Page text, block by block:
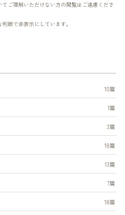
ご理解いただけない方の閲覧はご遠慮くださ
断で非表示にしています。
10篇
1篇
3篇
18篇
13篇
7篇
18篇